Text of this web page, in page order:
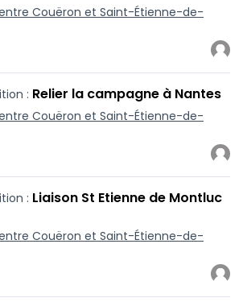
Couëron et Saint-Étienne-de-
: Relier la campagne à Nantes
Couëron et Saint-Étienne-de-
: Liaison St Etienne de Montluc
Couëron et Saint-Étienne-de-